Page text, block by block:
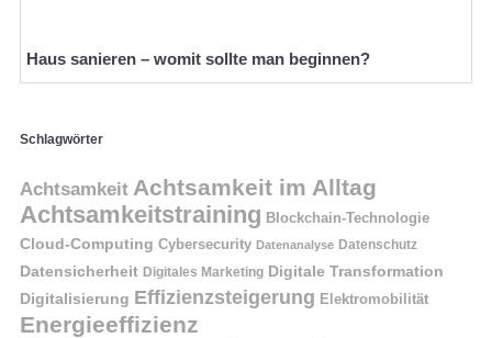
Haus sanieren – womit sollte man beginnen?
Schlagwörter
Achtsamkeit Achtsamkeit im Alltag
Achtsamkeitstraining Blockchain-Technologie
Cloud-Computing Cybersecurity Datenanalyse Datenschutz
Datensicherheit Digitales Marketing Digitale Transformation
Digitalisierung Effizienzsteigerung Elektromobilität
Energieeffizienz